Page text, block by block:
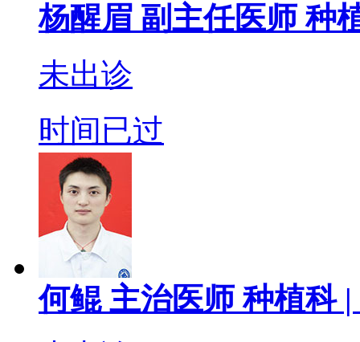
杨醒眉 副主任医师种
未出诊
时间已过
何鲲 主治医师种植科 |